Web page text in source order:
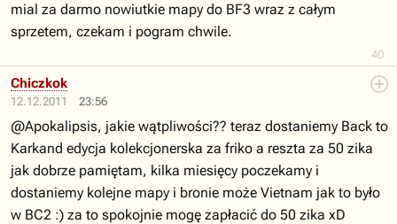
40
mial za darmo nowiutkie mapy do BF3 wraz z całym
sprzetem, czekam i pogram chwile.
12.12.2011 23:56
Chiczkok
@Apokalipsis, jakie wątpliwości?? teraz dostaniemy Back to
Karkand edycja kolekcjonerska za friko a reszta za 50 zika
jak dobrze pamiętam, kilka miesięcy poczekamy i
dostaniemy kolejne mapy i bronie może Vietnam jak to było
w BC2 :) za to spokojnie mogę zapłacić do 50 zika xD